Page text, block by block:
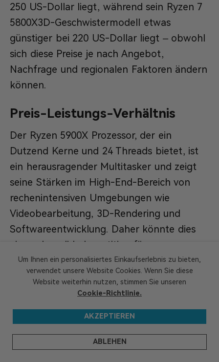
250 US-Dollar liegt, während sein Ryzen 7
5800X3D-Geschwistermodell etwas
günstiger bei 220 US-Dollar liegt – obwohl
sich diese Preise je nach Angebot,
Nachfrage und regionalen Faktoren ändern
können.
Preis-Leistungs-Verhältnis
Der Ryzen 5900X Prozessor, der ein
Dutzend Kerne und 24 Threads bietet, ist
ein herausragender Multitasker und zeigt
seine Stärken im High-End-Bereich von
rechenintensiven Umgebungen wie
Videobearbeitung, 3D-Rendering und
Softwareentwicklung. Daher könnte dies
eine sehr solide Investition für
professionelle Kreative sein, die
leistungsstarke Produktivitätsanwendungen
Auf der anderen Seite setzt der Ryzen
5800X3D auf die fortschrittliche 3D V-
Um Ihnen ein personalisiertes Einkaufserlebnis zu bieten,
verwendet unsere Website Cookies. Wenn Sie diese
Website weiterhin nutzen, stimmen Sie unseren
Cookie-Richtlinie.
AKZEPTIEREN
ABLEHEN